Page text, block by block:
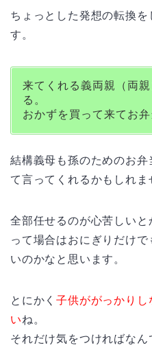
ちょっとした発想の転換
す。
来てくれる義両親（両
る。
おかずを買って来てお
結構義母も孫のためのお弁
て言ってくれるかもしれま
全部任せるのが心苦しい
って場合はおにぎりだけ
いのかなと思います。
とにかく子供ががっかりし
いね。
それだけ気をつければな